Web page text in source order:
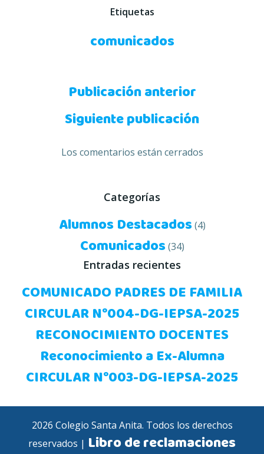
Etiquetas
comunicados
Navegación
de
entradas
Publicación anterior
Navegación
de
Siguiente publicación
Los comentarios están cerrados
Categorías
Alumnos Destacados(4)
Comunicados(34)
Entradas recientes
COMUNICADO PADRES DE FAMILIA
CIRCULAR N°004-DG-IEPSA-2025
RECONOCIMIENTO DOCENTES
Reconocimiento a Ex-Alumna
CIRCULAR N°003-DG-IEPSA-2025
2026 Colegio Santa Anita. Todos los derechos
reservados | Libro de reclamaciones